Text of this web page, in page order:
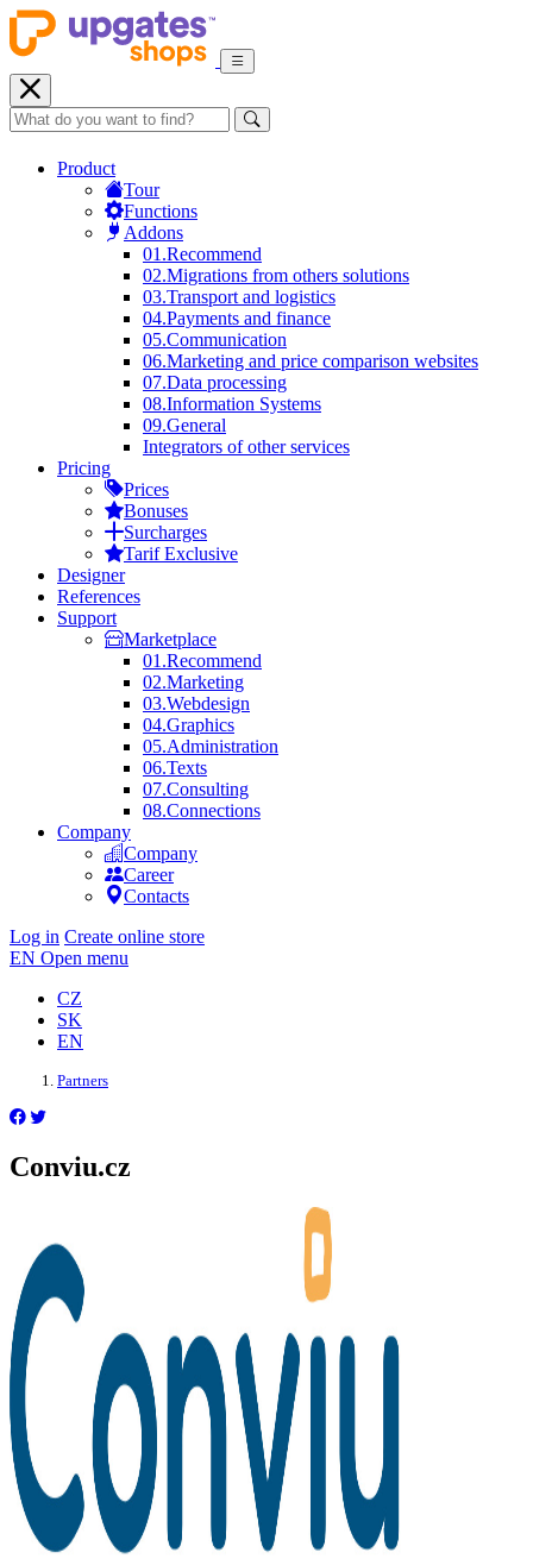
Product
Tour
Functions
Addons
01.Recommend
02.Migrations from others solutions
03.Transport and logistics
04.Payments and finance
05.Communication
06.Marketing and price comparison websites
07.Data processing
08.Information Systems
09.General
Integrators of other services
Pricing
Prices
Bonuses
Surcharges
Tarif Exclusive
Designer
References
Support
Marketplace
01.Recommend
02.Marketing
03.Webdesign
04.Graphics
05.Administration
06.Texts
07.Consulting
08.Connections
Company
Company
Career
Contacts
Log in Create online store
EN Open menu
CZ
SK
EN
Partners
Conviu.cz